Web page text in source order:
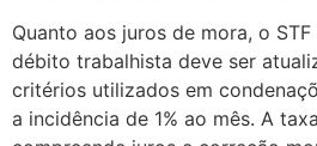
Quanto aos juros de mora, o
débito trabalhista deve ser
critérios utilizados em
a incidência de 1% ao mês. A